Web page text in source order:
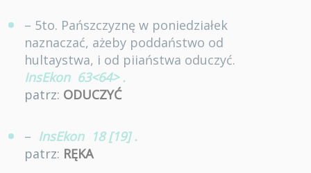
– 5to. Pańszczyznę w poniedziałek
naznaczać, ażeby poddaństwo od
hultaystwa, i od piiaństwa oduczyć.
InsEkon 63<64> .
patrz: ODUCZYĆ
– InsEkon 18 [19] .
patrz: RĘKA